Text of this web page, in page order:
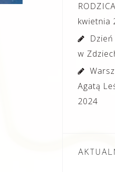
kwietnia
w
Agatą
2024